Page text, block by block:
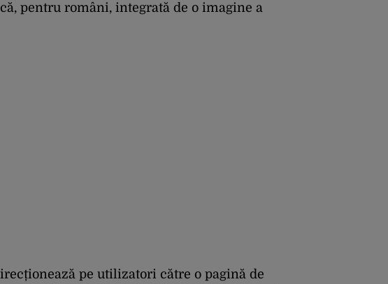
pentru români, integrată de o imagine a
pe utilizatori către o pagină de